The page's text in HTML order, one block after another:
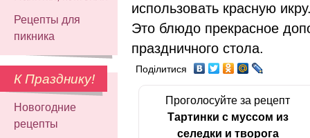
Рецепты для
пикника
К Празднику!
Новогодние
рецепты
использовать красную
Это блюдо прекрасное
праздничного стола.
Поділитися
Проголосуйте за рецепт
Тартинки с муссом из
селедки и творога